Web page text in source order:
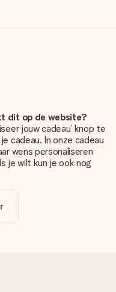
dit op de website?
jouw cadeau’ knop te
cadeau. In onze cadeau
wens personaliseren
je wilt kun je ook nog
is inclusief de
de kwaliteit van je